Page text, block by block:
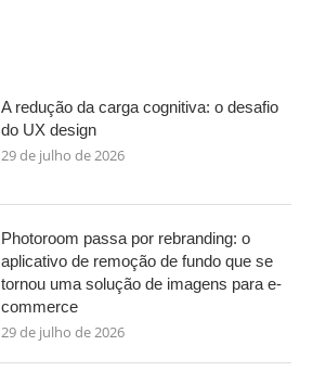
A redução da carga cognitiva: o desafio
do UX design
29 de julho de 2026
Photoroom passa por rebranding: o
aplicativo de remoção de fundo que se
tornou uma solução de imagens para e-
commerce
29 de julho de 2026